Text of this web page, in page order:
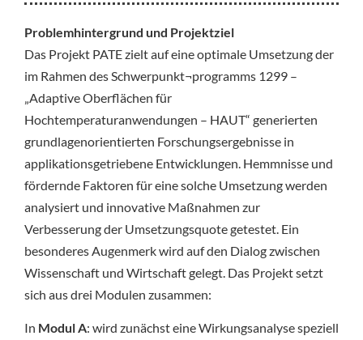
Problemhintergrund und Projektziel
Das Projekt PATE zielt auf eine optimale Umsetzung der
im Rahmen des Schwerpunkt¬programms 1299 –
„Adaptive Oberflächen für
Hochtemperaturanwendungen – HAUT“ generierten
grundlagenorientierten Forschungsergebnisse in
applikationsgetriebene Entwicklungen. Hemmnisse und
fördernde Faktoren für eine solche Umsetzung werden
analysiert und innovative Maßnahmen zur
Verbesserung der Umsetzungsquote getestet. Ein
besonderes Augenmerk wird auf den Dialog zwischen
Wissenschaft und Wirtschaft gelegt. Das Projekt setzt
sich aus drei Modulen zusammen:
In Modul A: wird zunächst eine Wirkungsanalyse speziell